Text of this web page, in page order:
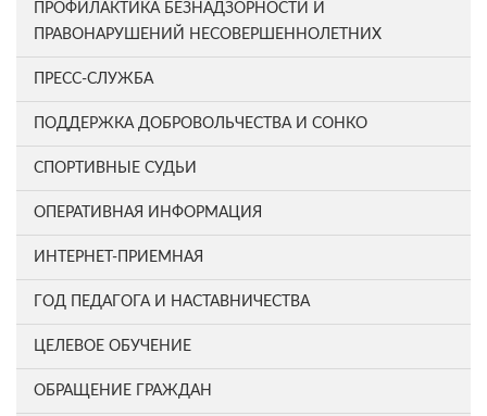
ПРОФИЛАКТИКА БЕЗНАДЗОРНОСТИ И
ПРАВОНАРУШЕНИЙ НЕСОВЕРШЕННОЛЕТНИХ
ПРЕСС-СЛУЖБА
ПОДДЕРЖКА ДОБРОВОЛЬЧЕСТВА И СОНКО
СПОРТИВНЫЕ СУДЬИ
ОПЕРАТИВНАЯ ИНФОРМАЦИЯ
ИНТЕРНЕТ-ПРИЕМНАЯ
ГОД ПЕДАГОГА И НАСТАВНИЧЕСТВА
ЦЕЛЕВОЕ ОБУЧЕНИЕ
ОБРАЩЕНИЕ ГРАЖДАН